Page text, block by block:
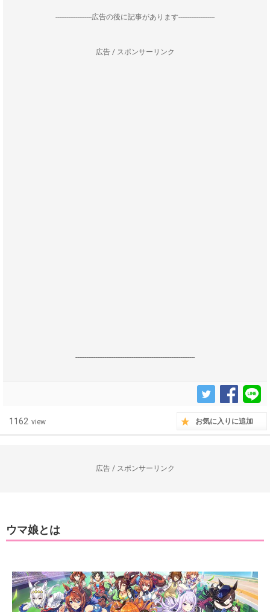
--------------------広告の後に記事があります--------------------
広告 / スポンサーリンク
------------------------------------------------------------------
1162 view お気に入りに追加
広告 / スポンサーリンク
ウマ娘とは